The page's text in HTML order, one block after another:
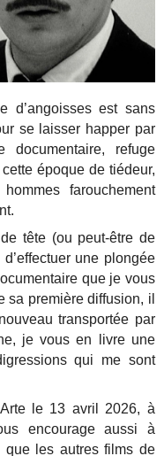
d’angoisses est sans
se laisser happer par
documentaire, refuge
époque de tiédeur,
farouchement
tête (ou peut-être de
une plongée
que je vous
sa première diffusion, il
transportée par
je vous en livre une
qui me sont
le 13 avril 2026, à
encourage aussi à
que les autres films de